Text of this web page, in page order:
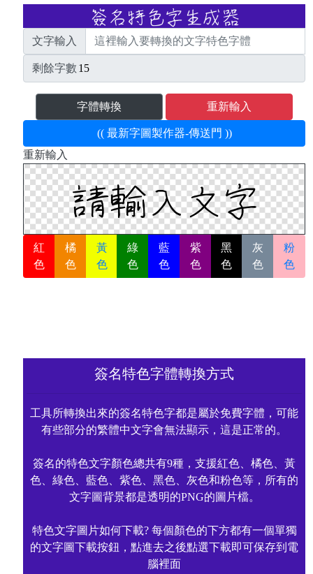
文字輸入
剩餘字數
字體轉換 重新輸入
(( 最新字圖製作器-傳送門 ))
重新輸入
紅
色
橘
色
黃
色
綠
色
藍
色
紫
色
黑
色
灰
色
粉
色
簽名特色字體轉換方式
工具所轉換出來的簽名特色字都是屬於免費字體，可能
有些部分的繁體中文字會無法顯示，這是正常的。
簽名的特色文字顏色總共有9種，支援紅色、橘色、黃
色、綠色、藍色、紫色、黑色、灰色和粉色等，所有的
文字圖背景都是透明的PNG的圖片檔。
特色文字圖片如何下載? 每個顏色的下方都有一個單獨
的文字圖下載按鈕，點進去之後點選下載即可保存到電
腦裡面